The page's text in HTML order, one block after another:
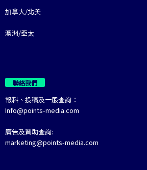
加拿大/北美
澳洲/亞太
聯絡我們
報料、投稿及一般查詢：
Info@points-media.com
廣告及贊助查詢:
marketing@points-media.com